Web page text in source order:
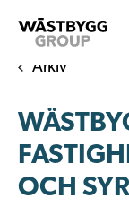
Arkiv
OCH